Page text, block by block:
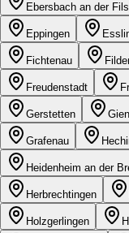
Ebersbach an der Fils
Eppingen
Fichtenau
Freudenstadt
Gerstetten
Grafenau
Heidenheim an der
Herbrechtingen
Holzgerlingen